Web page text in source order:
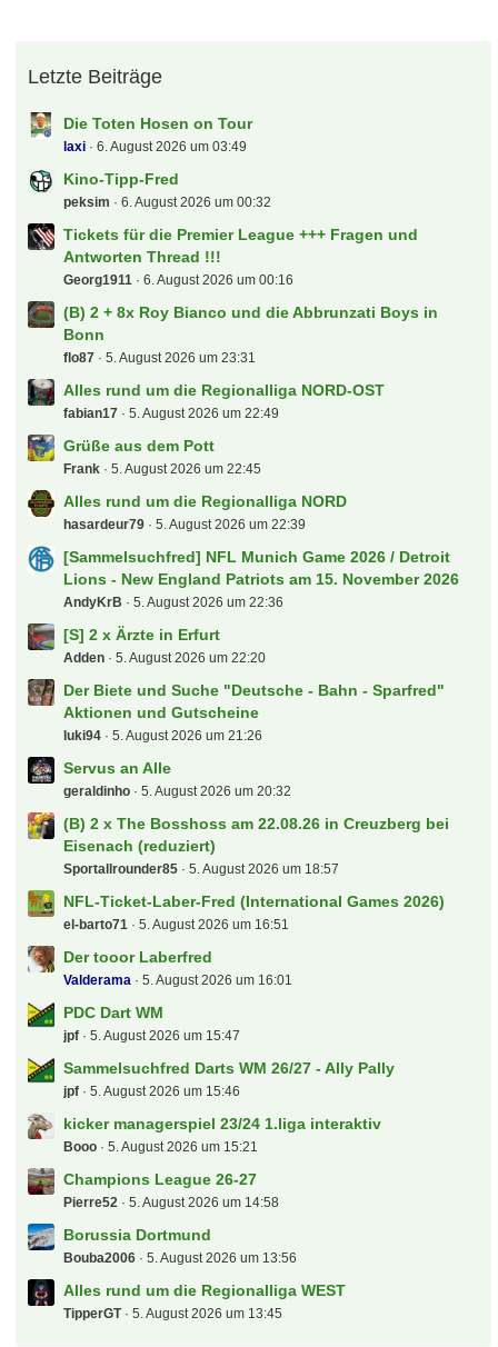
Letzte Beiträge
Die Toten Hosen on Tour
laxi 6. August 2026 um 03:49
Kino-Tipp-Fred
peksim 6. August 2026 um 00:32
Tickets für die Premier League +++ Fragen und
Antworten Thread !!!
Georg1911 6. August 2026 um 00:16
(B) 2 + 8x Roy Bianco und die Abbrunzati Boys in
Bonn
flo87 5. August 2026 um 23:31
Alles rund um die Regionalliga NORD-OST
fabian17 5. August 2026 um 22:49
Grüße aus dem Pott
Frank 5. August 2026 um 22:45
Alles rund um die Regionalliga NORD
hasardeur79 5. August 2026 um 22:39
[Sammelsuchfred] NFL Munich Game 2026 / Detroit
Lions - New England Patriots am 15. November 2026
AndyKrB 5. August 2026 um 22:36
[S] 2 x Ärzte in Erfurt
Adden 5. August 2026 um 22:20
Der Biete und Suche "Deutsche - Bahn - Sparfred"
Aktionen und Gutscheine
luki94 5. August 2026 um 21:26
Servus an Alle
geraldinho 5. August 2026 um 20:32
(B) 2 x The Bosshoss am 22.08.26 in Creuzberg bei
Eisenach (reduziert)
Sportallrounder85 5. August 2026 um 18:57
NFL-Ticket-Laber-Fred (International Games 2026)
el-barto71 5. August 2026 um 16:51
Der tooor Laberfred
Valderama 5. August 2026 um 16:01
PDC Dart WM
jpf 5. August 2026 um 15:47
Sammelsuchfred Darts WM 26/27 - Ally Pally
jpf 5. August 2026 um 15:46
kicker managerspiel 23/24 1.liga interaktiv
Booo 5. August 2026 um 15:21
Champions League 26-27
Pierre52 5. August 2026 um 14:58
Borussia Dortmund
Bouba2006 5. August 2026 um 13:56
Alles rund um die Regionalliga WEST
TipperGT 5. August 2026 um 13:45